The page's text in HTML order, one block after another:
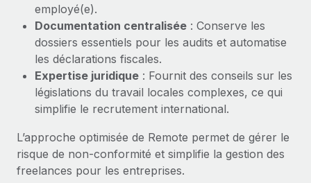
Organisez facilement le déménagement de vos
employés
Avantages sociaux
Gérez facilement les avantages sociaux
Mises à jour des produits de Remote :
Intégrations Gusto et Xero et Gestion des
freelances Plus
Remote a toujours pour mission d'aider les entreprises de
toute taille à embaucher, gérer et payer...
En savoir plus
Comment Phiture gère ses 55 employés
répartis dans 19 pays grâce à Remote
employé(e).
Documentation centralisée : Conserve les
dossiers essentiels pour les audits et automatise
les déclarations fiscales.
Expertise juridique : Fournit des conseils sur les
législations du travail locales complexes, ce qui
simplifie le recrutement international.
L’approche optimisée de Remote permet de gérer le
risque de non‑conformité et simplifie la gestion des
freelances pour les entreprises.